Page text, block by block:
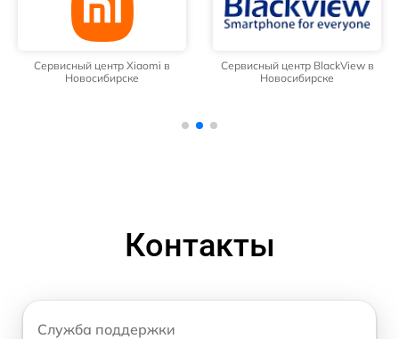
Сервисный центр Xiaomi в
Новосибирске
Сервисный центр BlackView в
Новосибирске
Контакты
Служба поддержки